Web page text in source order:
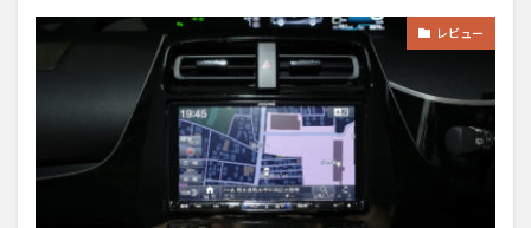
レビュー